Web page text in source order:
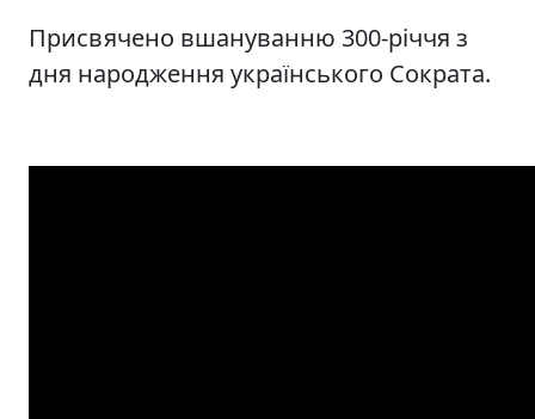
Присвячено вшануванню 300-річчя з
дня народження українського Сократа.